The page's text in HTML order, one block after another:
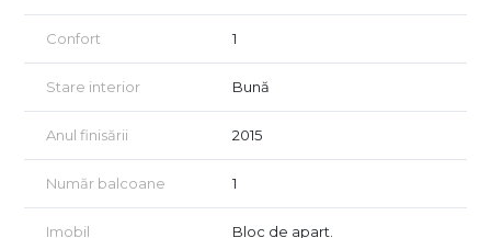
Confort 1
Stare interior Bună
Anul finisării 2015
Număr balcoane 1
Imobil Bloc de apart.